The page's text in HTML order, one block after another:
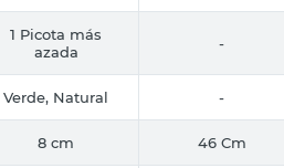
1 Picota más
azada
-
Verde, Natural -
8 cm 46 Cm